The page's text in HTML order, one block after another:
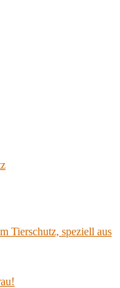
Tierschutz, speziell aus